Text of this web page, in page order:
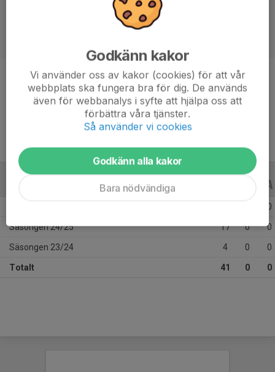
Position
Back
14 år
ALLA ÅR
0
Säsongen 24/25 17 0 0
Säsongen 23/24 4 0 0
Totalt 41 0 0
Godkänn kakor
Vi använder oss av kakor (cookies) för att vår
webbplats ska fungera bra för dig. De används
även för webbanalys i syfte att hjälpa oss att
förbättra våra tjänster.
Så använder vi cookies
Godkänn alla kakor
Bara nödvändiga